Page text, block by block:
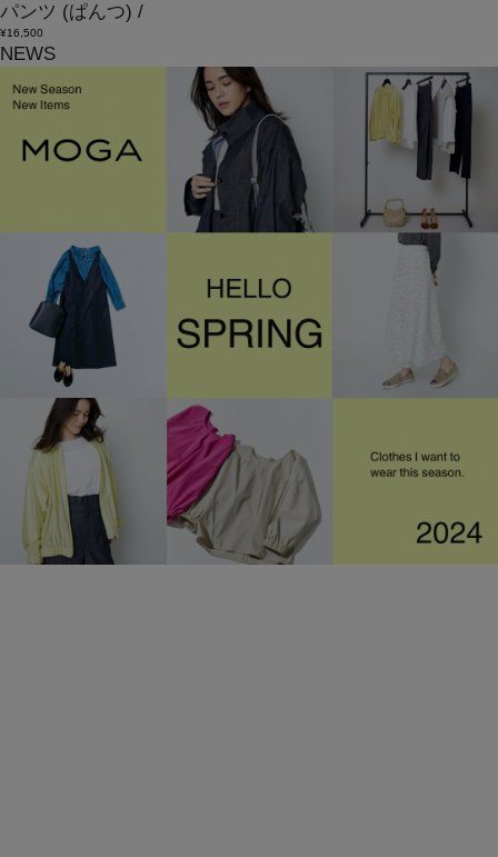
パンツ (ぱんつ) /
¥16,500
NEWS